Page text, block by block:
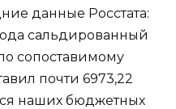
данные Росстата:
сальдированный
сопоставимому
почти 6973,22
наших бюджетных